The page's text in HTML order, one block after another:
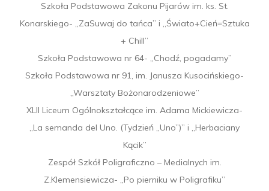
Szkoła Podstawowa Zakonu Pijarów im. ks. St.
Konarskiego- „ZaSuwaj do tańca” i „Świato+Cień=Sztuka
+ Chill”
Szkoła Podstawowa nr 64- „Chodź, pogadamy”
Szkoła Podstawowa nr 91, im. Janusza Kusocińskiego-
„Warsztaty Bożonarodzeniowe”
XLII Liceum Ogólnokształcące im. Adama Mickiewicza-
„La semanda del Uno. (Tydzień „Uno”)” i „Herbaciany
Kącik”
Zespół Szkół Poligraficzno – Medialnych im.
Z.Klemensiewicza- „Po pierniku w Poligrafiku”